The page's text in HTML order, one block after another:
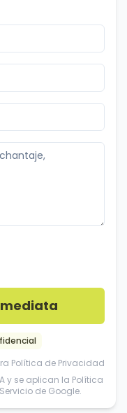
Política de Privacidad
y se aplican la Política
de Google.